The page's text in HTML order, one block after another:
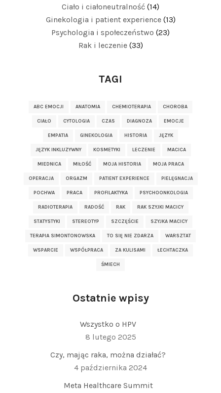
Ciało i ciałoneutralność (14)
Ginekologia i patient experience(13)
Psychologia i społeczeństwo (23)
Rak i leczenie(33)
TAGI
ABC EMOCJI ANATOMIA CHEMIOTERAPIA CHOROBA
CIAŁO CYTOLOGIA CZAS DIAGNOZA EMOCJE
EMPATIA GINEKOLOGIA HISTORIA JĘZYK
JĘZYK INKLUZYWNY KOSMETYKI LECZENIE MACICA
MIEDNICA MIŁOŚĆ MOJA HISTORIA MOJA PRACA
OPERACJA ORGAZM PATIENT EXPERIENCE PIELĘGNACJA
POCHWA PRACA PROFILAKTYKA PSYCHOONKOLOGIA
RADIOTERAPIA RADOŚĆ RAK RAK SZYJKI MACICY
STATYSTYKI STEREOTYP SZCZĘŚCIE SZYJKA MACICY
TERAPIA SIMONTONOWSKA TO SIĘ NIE ZDARZA WARSZTAT
WSPARCIE WSPÓŁPRACA ZA KULISAMI ŁECHTACZKA
ŚMIECH
Ostatnie wpisy
Wszystko o HPV
8 lutego 2025
Czy, mając raka, można działać?
4 października 2024
Meta Healthcare Summit